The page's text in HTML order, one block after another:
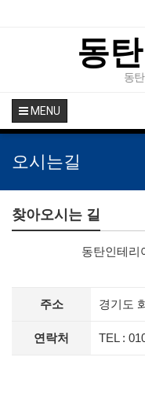
동
동
MENU
오시는길
찾아오시는 길
동탄인테리
주소 경기도
연락처 TEL :